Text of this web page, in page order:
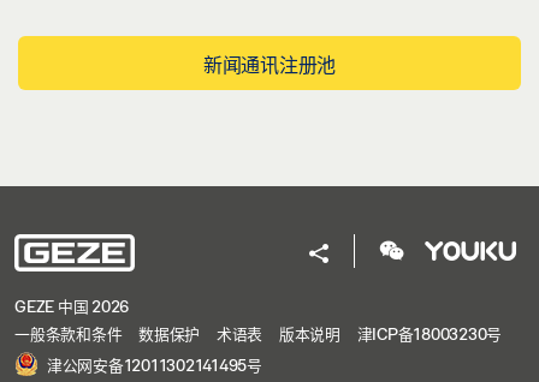
新闻通讯注册池
GEZE 中国 2026
一般条款和条件
数据保护 术语表 版本说明
津ICP备18003230号
津公网安备12011302141495号